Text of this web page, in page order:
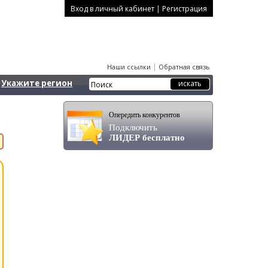
Вход в личный кабинет | Регистрация
Наши ссылки | Обратная связь
Укажите регион
Опередить конкурентов
Подключить
ЛИДЕР бесплатно